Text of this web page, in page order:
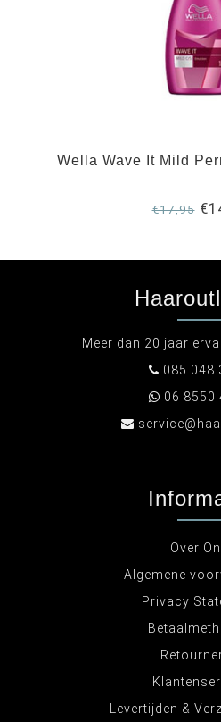
Wella Wave It Mild
€17,95
Meer dan 20 jaar
085 048
06 8550
Over
Algemene
Privacy
Levertijden &